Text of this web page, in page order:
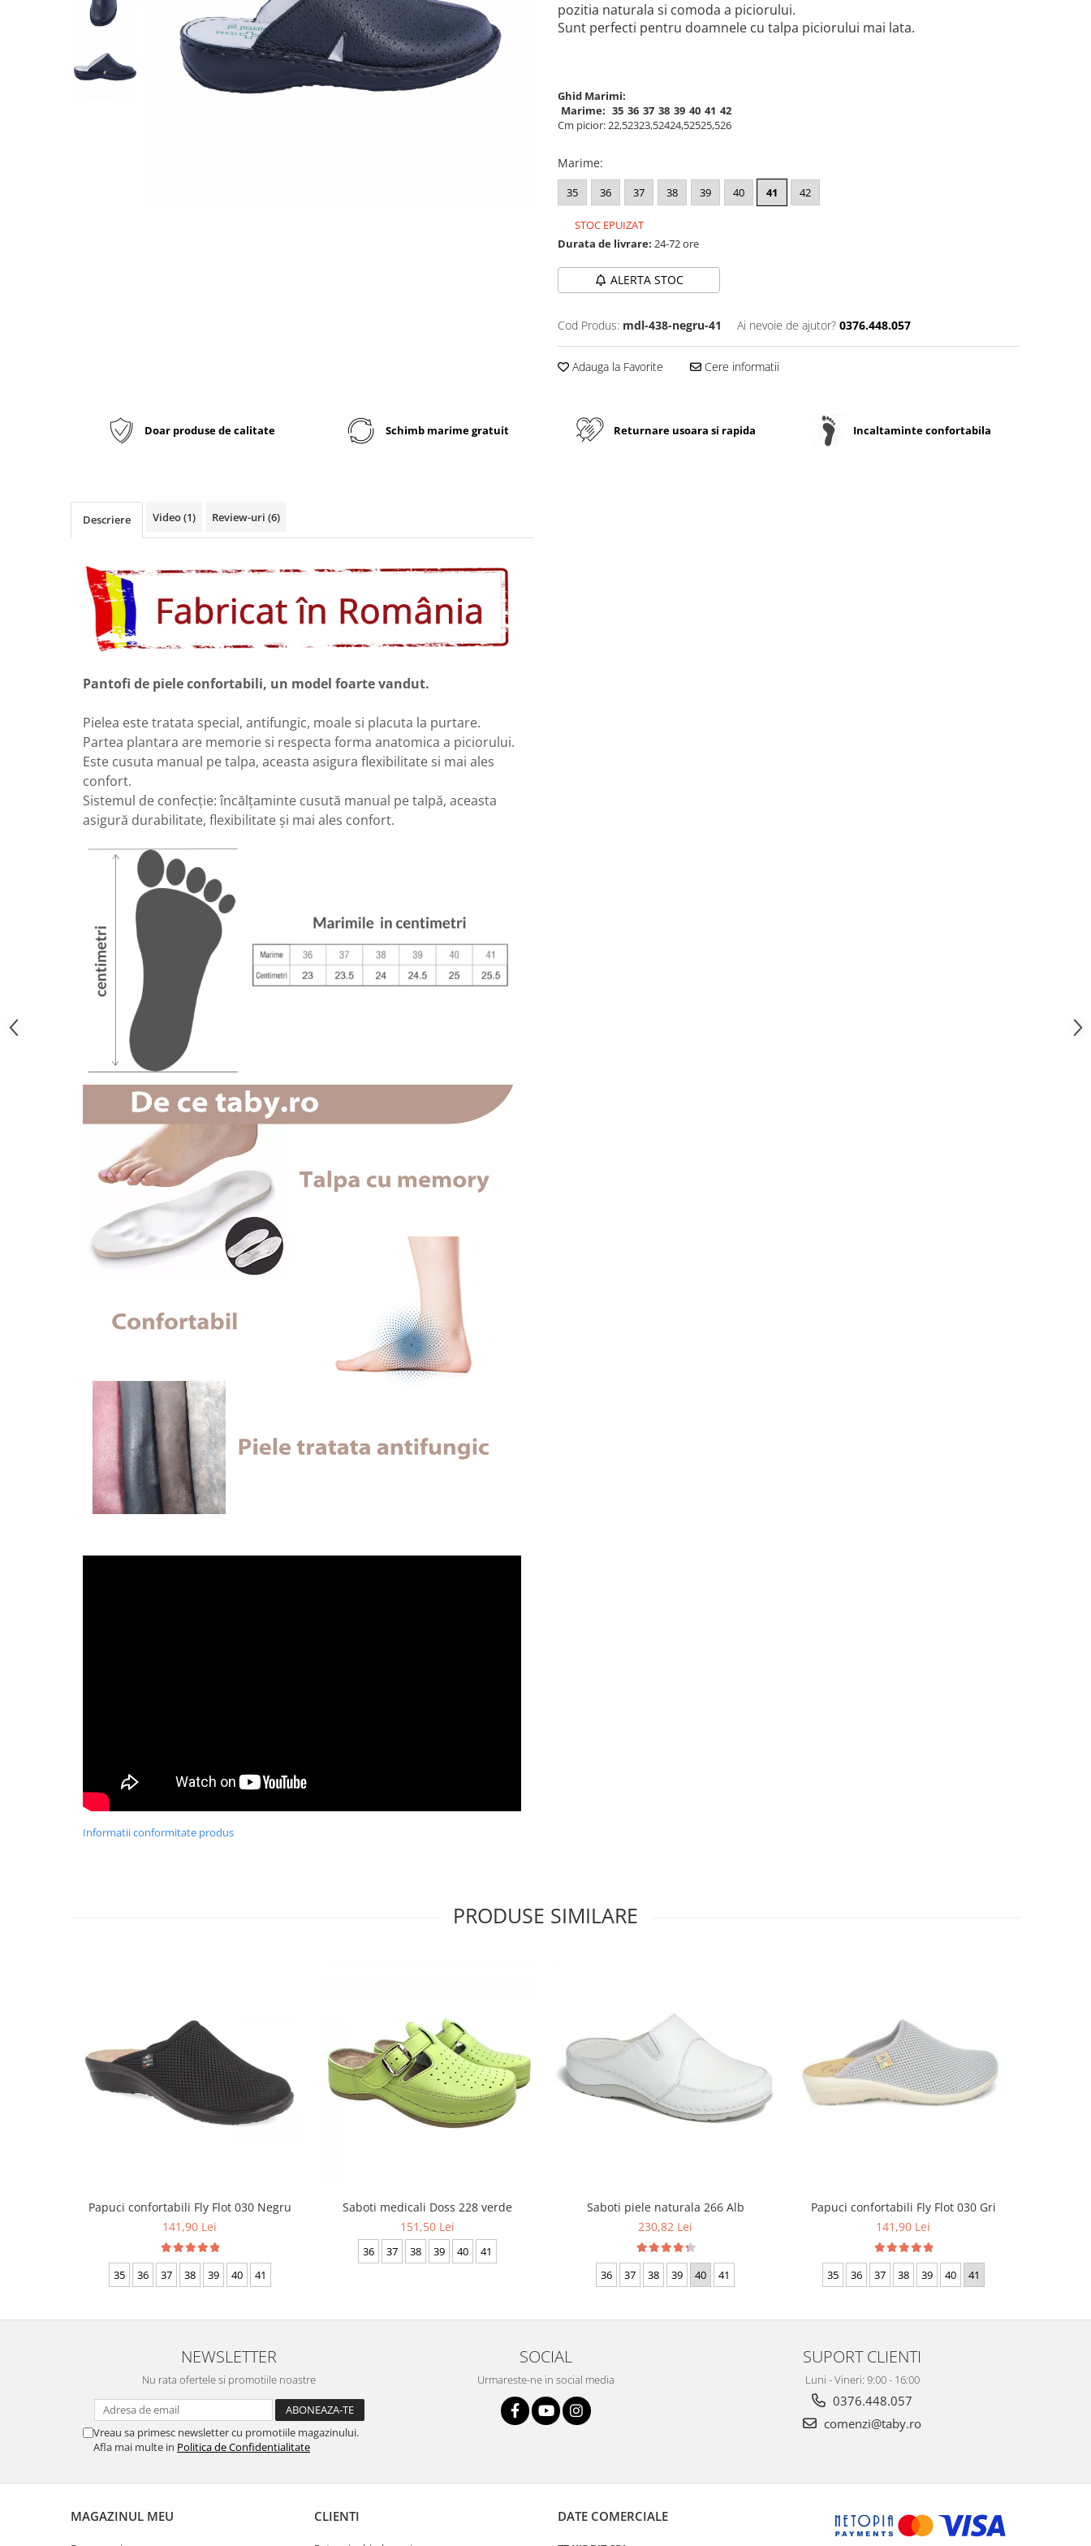
pozitia naturala si comoda a piciorului.
Sunt perfecti pentru doamnele cu talpa piciorului mai lata.
Ghid Marimi:
Marime: 35 36 37 38 39 40 41 42
Cm picior:22,52323,52424,52525,526
Marime:
35 36 37 38 39 40 41 42
STOC EPUIZAT
Durata de livrare: 24-72 ore
ALERTA STOC
Cod Produs: mdl-438-negru-41 Ai nevoie de ajutor? 0376.448.057
Adauga la Favorite Cere informatii
Doar produse de calitate Schimb marime gratuit Returnare usoara si rapida Incaltaminte confortabila
Descriere Video(1) Review-uri (6)
Pantofi de piele confortabili, un model foarte vandut.
Pielea este tratata special, antifungic, moale si placuta la purtare.
Partea plantara are memorie si respecta forma anatomica a piciorului.
Este cusuta manual pe talpa, aceasta asigura flexibilitate si mai ales
confort.
Sistemul de confecție: încălțaminte cusută manual pe talpă, aceasta
asigură durabilitate, flexibilitate și mai ales confort.
Informatii conformitate produs
PRODUSE SIMILARE
Papuci confortabili Fly Flot 030 Negru
141,90 Lei
35 36 37 38 39 40 41
Saboti medicali Doss 228 verde
151,50 Lei
36 37 38 39 40 41
Saboti piele naturala 266 Alb
230,82 Lei
36 37 38 39 40 41
Papuci confortabili Fly Flot 030 Gri
141,90 Lei
35 36 37 38 39 40 41
NEWSLETTER
Nu rata ofertele si promotiile noastre
Vreau sa primesc newsletter cu promotiile magazinului.
Afla mai multe in Politica de Confidentialitate
SOCIAL
Urmareste-ne in social media
SUPORT CLIENTI
Luni - Vineri: 9:00 - 16:00
0376.448.057
comenzi@taby.ro
MAGAZINUL MEU CLIENTI DATE COMERCIALE